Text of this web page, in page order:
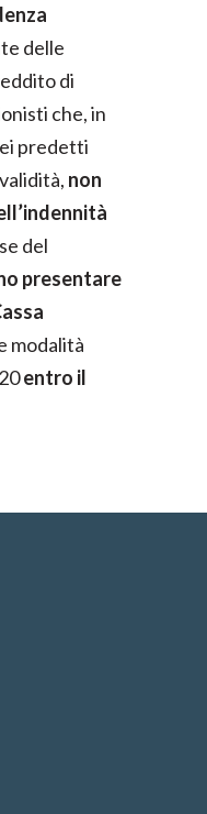
delle
di
che, in
predetti
non
del
presentare
modalità
entro il